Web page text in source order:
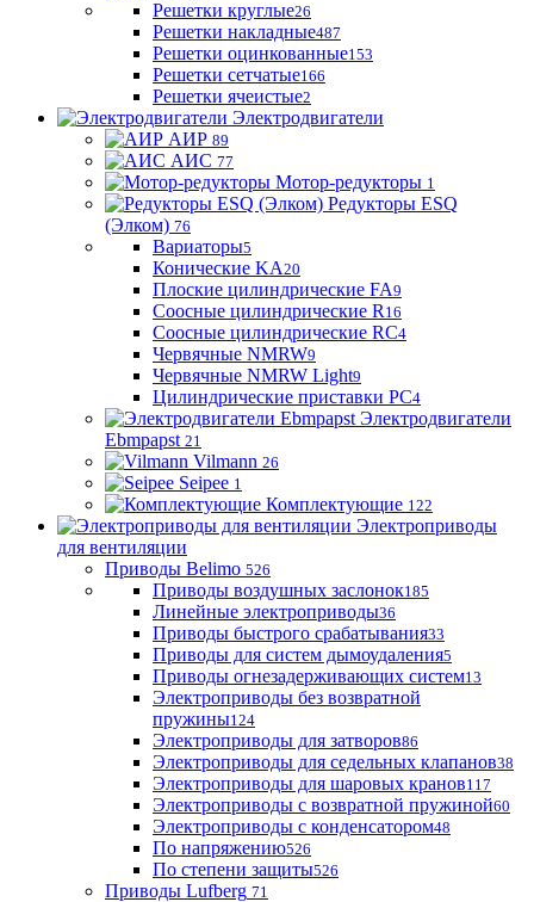
Решетки круглые26
Решетки накладные487
Решетки оцинкованные153
Решетки сетчатые166
Решетки ячеистые2
Электродвигатели
АИР 89
АИС 77
Мотор-редукторы 1
Редукторы ESQ
(Элком) 76
Вариаторы5
Конические KA20
Плоские цилиндрические FA9
Соосные цилиндрические R 16
Соосные цилиндрические RC4
Червячные NMRW9
Червячные NMRW Light9
Цилиндрические приставки PC4
Электродвигатели
Ebmpapst 21
Vilmann 26
Seipee 1
Комплектующие 122
Электроприводы
для вентиляции
Приводы Belimo 526
Приводы воздушных заслонок185
Линейные электроприводы36
Приводы быстрого срабатывания33
Приводы для систем дымоудаления5
Приводы огнезадерживающих систем13
Электроприводы без возвратной
пружины124
Электроприводы для затворов86
Электроприводы для седельных клапанов38
Электроприводы для шаровых кранов117
Электроприводы с возвратной пружиной60
Электроприводы с конденсатором48
По напряжению526
По степени защиты526
Приводы Lufberg 71